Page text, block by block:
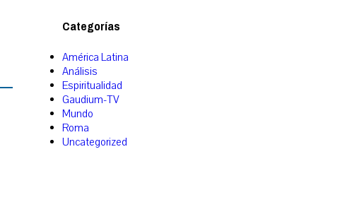
Categorías
América Latina
Análisis
Espiritualidad
Gaudium-TV
Mundo
Roma
Uncategorized